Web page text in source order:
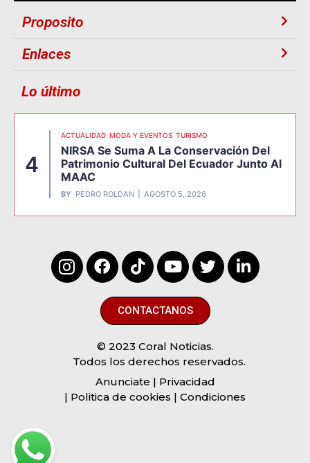
Proposito
Enlaces
Lo último
4
ACTUALIDAD MODA Y EVENTOS TURISMO
NIRSA Se Suma A La Conservación Del
Patrimonio Cultural Del Ecuador Junto Al
MAAC
BY PEDRO ROLDAN AGOSTO 5, 2026
CONTACTANOS
© 2023 Coral Noticias.
Todos los derechos reservados.
Anunciate | Privacidad
| Politica de cookies | Condiciones